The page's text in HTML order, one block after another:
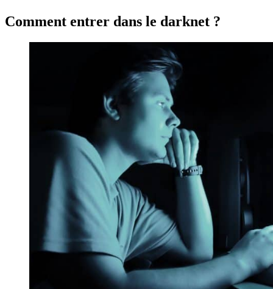
Comment entrer dans le darknet ?